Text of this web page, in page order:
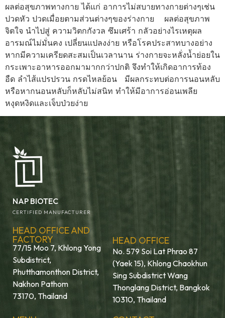
ผลต่อสุขภาพทางกาย ได้แก่ อาการไม่สบายทางกายต่างๆเช่น
ปวดหัว ปวดเมื่อยตามส่วนต่างๆของร่างกาย ผลต่อสุขภาพ
จิตใจ นำไปสู่ ความวิตกกังวล ซึมเศร้า กลัวอย่างไรเหตุผล
อารมณ์ไม่มั่นคง เปลี่ยนแปลงง่าย หรือโรคประสาทบางอย่าง
หากมีความเครียดสะสมเป็นเวลานาน ร่างกายจะหลั่งน้ำย่อยใน
กระเพาะอาหารออกมามากกว่าปกติ จึงทำให้เกิดอาการท้อง
อืด ลำไส้แปรปรวน กรดไหลย้อน มีผลกระทบต่อการนอนหลับ
หรือหากนอนหลับก็หลับไม่สนิท ทำให้มีอาการอ่อนเพลีย
หงุดหงิดและเจ็บป่วยง่าย
NAP BIOTEC
CERTIFIED MANUFACTURER
HEAD OFFICE AND
FACTORY
77/15 Moo 7, Khlong Yong
Subdistrict,
Phutthamonthon District,
Nakhon Pathom
73170, Thailand
HEAD OFFICE
No. 579 Soi Lat Phrao 87
(Yaek 15), Khlong Chaokhun
Sing Subdistrict Wang
Thonglang District, Bangkok
10310, Thailand